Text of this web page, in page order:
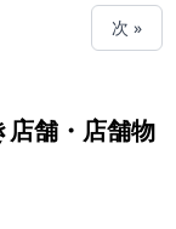
次 »
店舗・店舗物